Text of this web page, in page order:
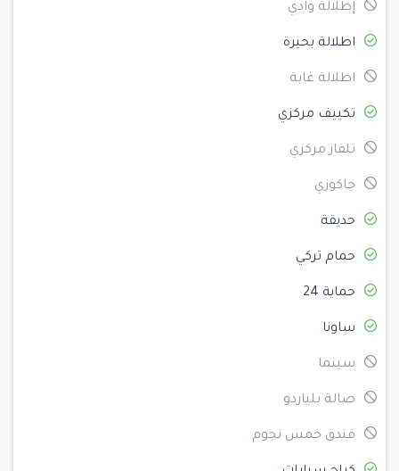
إطلالة وادي
اطلالة بحيرة
اطلالة غابة
تكييف مركزي
تلفاز مركزي
جاكوزي
حديقة
حمام تركي
حماية 24
ساونا
سينما
صالة بلياردو
فندق خمس نجوم